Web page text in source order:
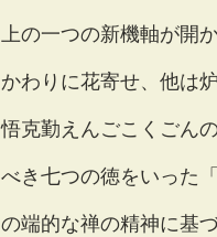
上の一つの新機軸が開
かわりに花寄せ、他は
悟克勤えんごこくごん
べき七つの徳をいった
の端的な禅の精神に基